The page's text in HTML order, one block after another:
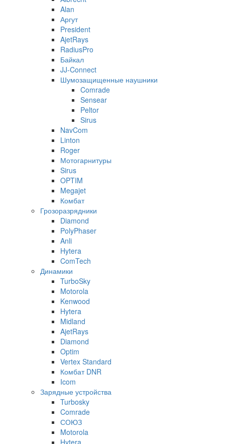
Alan
Аргут
President
AjetRays
RadiusPro
Байкал
JJ-Connect
Шумозащищенные наушники
Comrade
Sensear
Peltor
Sirus
NavCom
Linton
Roger
Мотогарнитуры
Sirus
OPTIM
Megajet
Комбат
Грозоразрядники
Diamond
PolyPhaser
Anli
Hytera
ComTech
Динамики
TurboSky
Motorola
Kenwood
Hytera
Midland
AjetRays
Diamond
Optim
Vertex Standard
Комбат DNR
Icom
Зарядные устройства
Turbosky
Comrade
СОЮЗ
Motorola
Hytera